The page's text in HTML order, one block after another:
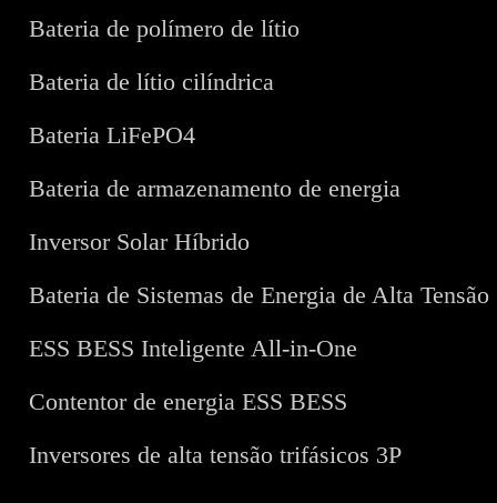
Bateria de polímero de lítio
Bateria de lítio cilíndrica
Bateria LiFePO4
Bateria de armazenamento de energia
Inversor Solar Híbrido
Bateria de Sistemas de Energia de Alta Tensão
ESS BESS Inteligente All-in-One
Contentor de energia ESS BESS
Inversores de alta tensão trifásicos 3P